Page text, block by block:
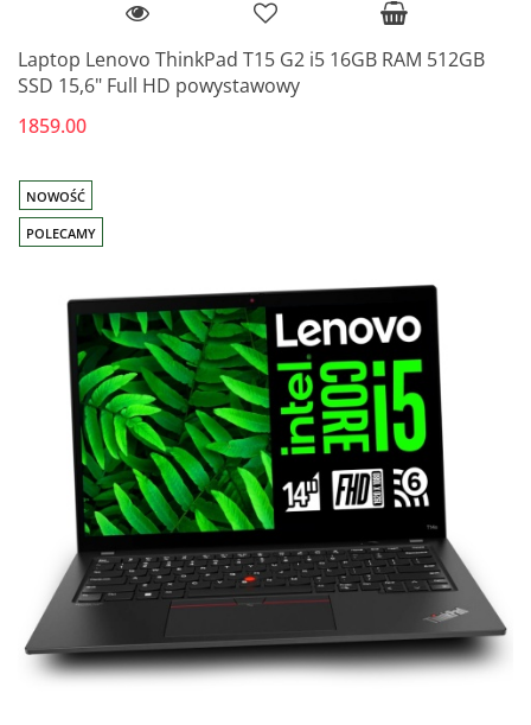
Laptop Lenovo ThinkPad T15 G2 i5 16GB RAM 512GB
SSD 15,6" Full HD powystawowy
1859.00
NOWOŚĆ
POLECAMY